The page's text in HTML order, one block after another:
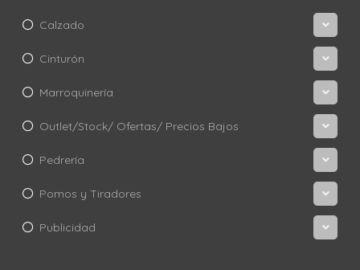
Calzado
Cinturón
Marroquinería
Outlet/Stock/ Ofertas/ Precios Bajos
Pedrería
Pomos y Tiradores
Publicidad